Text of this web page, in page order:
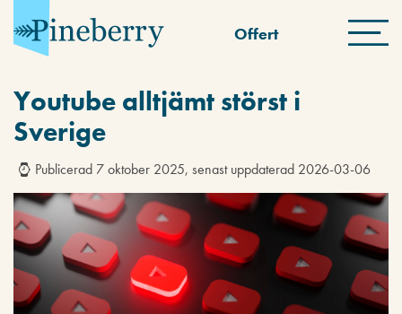
Offert
Youtube alltjämt störst i
Sverige
Publicerad 7 oktober 2025, senast uppdaterad 2026-03-06